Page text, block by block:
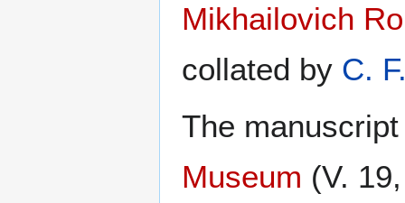
Mikhailovich
collated by C.
The
Museum (V.